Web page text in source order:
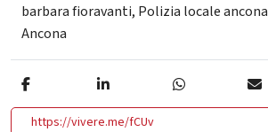
barbara fioravanti, Polizia locale ancona
Ancona
https://vivere.me/fCUv